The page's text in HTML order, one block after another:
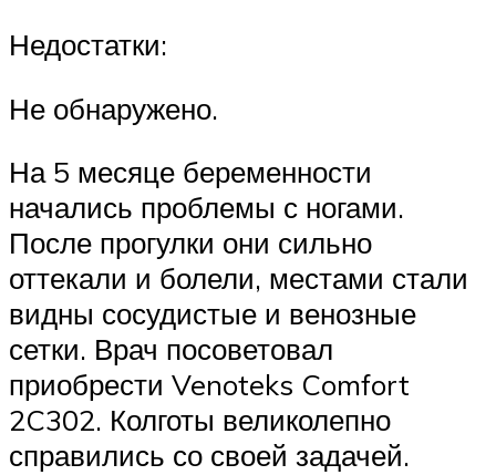
Недостатки:
Не обнаружено.
На 5 месяце беременности
начались проблемы с ногами.
После прогулки они сильно
оттекали и болели, местами стали
видны сосудистые и венозные
сетки. Врач посоветовал
приобрести Venoteks Comfort
2C302. Колготы великолепно
справились со своей задачей.